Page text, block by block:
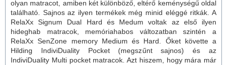
olyan matracot, amiben két különböző, eltérő keménységű oldal
található. Sajnos az ilyen termékek még minid eléggé ritkák. A
RelaXx Signum Dual Hard és Medum voltak az első ilyen
hideghab matracok, memóriahabos változatban szintén a
RelaXx SenZone memory Medium és Hard. Őket követte a
Hilding IndiviDuality Pocket (megszűnt sajnos) és az
IndiviDuality Multi pocket matracok. Azt hiszem, hogy mára már